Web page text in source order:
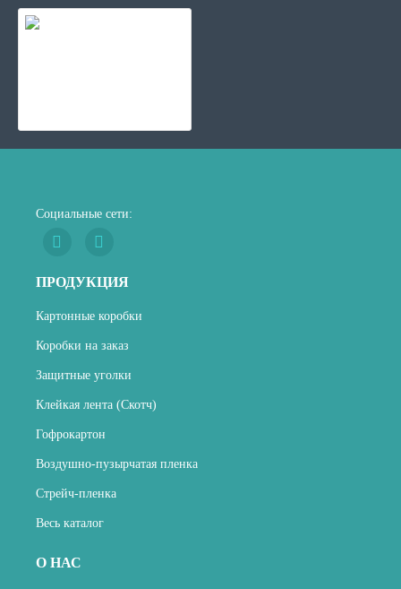
Социальные сети:
ПРОДУКЦИЯ
Картонные коробки
Коробки на заказ
Защитные уголки
Клейкая лента (Скотч)
Гофрокартон
Воздушно-пузырчатая пленка
Стрейч-пленка
Весь каталог
О НАС